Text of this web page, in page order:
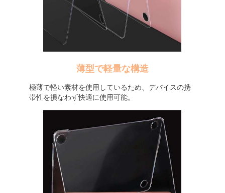
薄型で軽量な構造
極薄で軽い素材を使用しているため、デバイスの携
帯性を損なわず快適に使用可能。